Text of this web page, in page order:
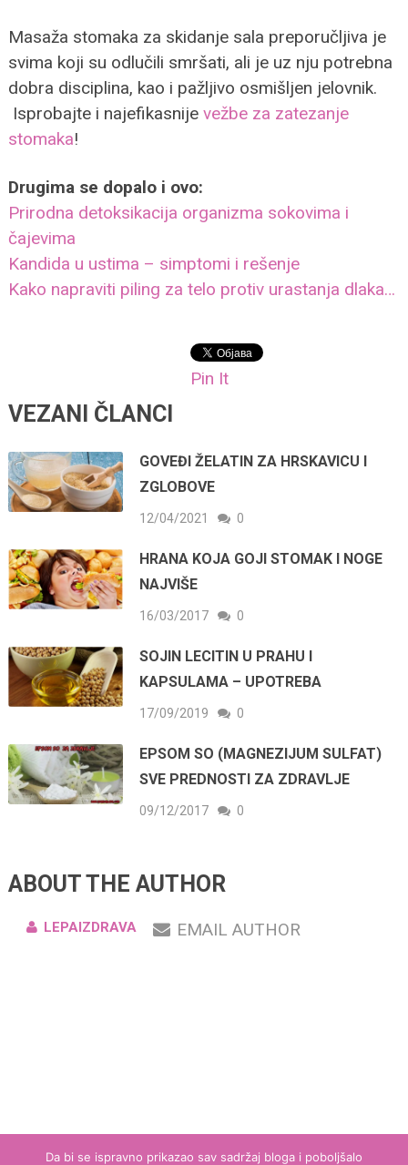
Masaža stomaka za skidanje sala preporučljiva je
svima koji su odlučili smršati, ali je uz nju potrebna
dobra disciplina, kao i pažljivo osmišljen jelovnik.
Isprobajte i najefikasnije vežbe za zatezanje
stomaka!
Drugima se dopalo i ovo:
Prirodna detoksikacija organizma sokovima i
čajevima
Kandida u ustima – simptomi i rešenje
Kako napraviti piling za telo protiv urastanja dlaka…
Pin It
VEZANI ČLANCI
GOVEĐI ŽELATIN ZA HRSKAVICU I
ZGLOBOVE
12/04/2021 0
HRANA KOJA GOJI STOMAK I NOGE
NAJVIŠE
16/03/2017 0
SOJIN LECITIN U PRAHU I
KAPSULAMA – UPOTREBA
17/09/2019 0
EPSOM SO (MAGNEZIJUM SULFAT)
SVE PREDNOSTI ZA ZDRAVLJE
09/12/2017 0
ABOUT THE AUTHOR
LEPAIZDRAVA EMAIL AUTHOR
Da bi se ispravno prikazao sav sadržaj bloga i poboljšalo